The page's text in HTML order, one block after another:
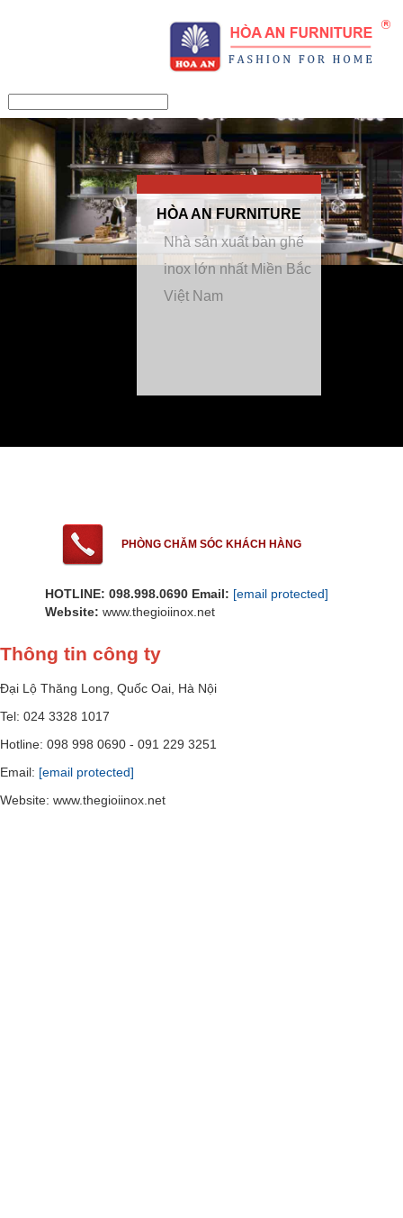
HÒA AN FURNITURE
PHÒNG CHĂM SÓC KHÁCH HÀNG
HOTLINE: 098.998.0690 Email: [email protected]
Website: www.thegioiinox.net
Thông tin công ty
Đại Lộ Thăng Long, Quốc Oai, Hà Nội
Tel: 024 3328 1017
Hotline: 098 998 0690 - 091 229 3251
Email: [email protected]
Website: www.thegioiinox.net